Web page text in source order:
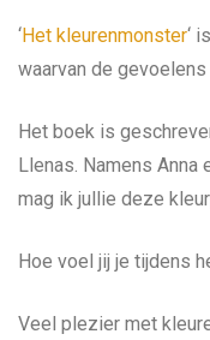
‘Het kleurenmonster‘
waarvan de
Het boek is
Llenas. Namens Anna
mag ik jullie deze
Hoe voel jij je tijdens
Veel plezier met